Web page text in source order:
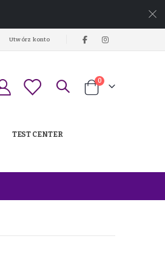
Utwórz konto
Koszyk
0produkty
TEST CENTER